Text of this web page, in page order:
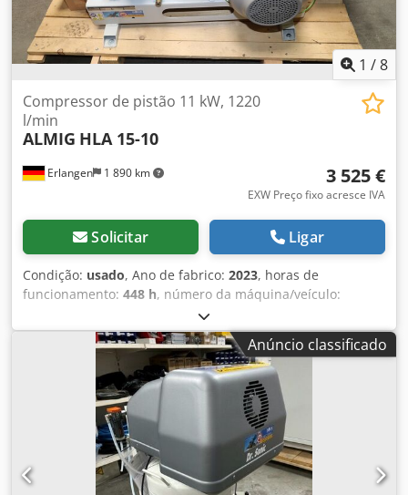
1 /8
Erlangen 1 890 km
Compressor de pistão 11 kW, 1220
l/min
ALMIG HLA 15-10
3 525 €
EXW Preço fixo acresce IVA
Solicitar Ligar
Condição: usado, Ano de fabrico: 2023, horas de
funcionamento: 448 h, número da máquina/veículo:
4 kW (5,44 cv)
barra, Máquina usada: Compressor de pistão disponível
imediatamente (Plug and Play): ALMIG HLA 15-10 (10 bar) O
compressor possui 448 horas de operação e está
disponível imediatamente. 3 cilindros Pressão: 10 bar
Potência nominal: 11,0 kW Vazão sob 7 bar: 1220 l/min
Saída de ar comprimido: 3/4" Dimensões (L x P x A): 145 x
71 x 83 cm Credpfxjx Uwtdj Agref Visite nossa loja. Sempre
temos uma grande seleção de compressores novos e
usados em estoque! Disponível imediatamente.
Anúncio classificado